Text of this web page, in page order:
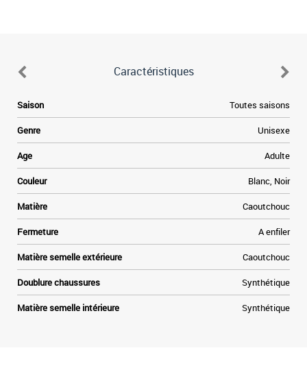
Caractéristiques
Saison Toutes saisons
Genre Unisexe
Age Adulte
Couleur Blanc, Noir
Matière Caoutchouc
Fermeture A enfiler
Matière semelle extérieure Caoutchouc
Doublure chaussures Synthétique
Matière semelle intérieure Synthétique